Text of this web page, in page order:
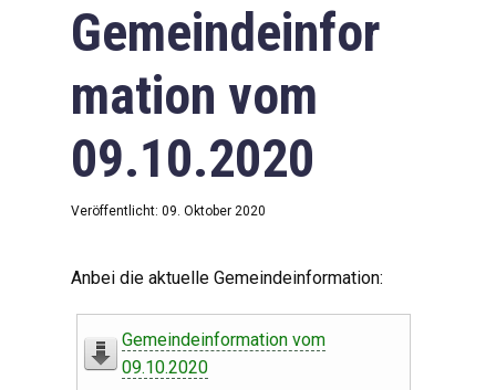
Gemeindeinfor
mation vom
09.10.2020
Veröffentlicht: 09. Oktober 2020
Anbei die aktuelle Gemeindeinformation:
Gemeindeinformation vom
09.10.2020